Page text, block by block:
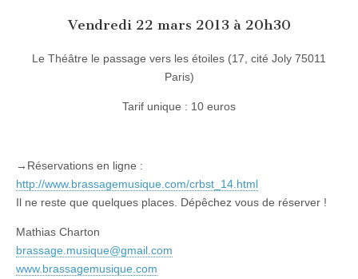
Vendredi 22 mars 2013 à 20h30
Le Théâtre le passage vers les étoiles (17, cité Joly 75011
Paris)
Tarif unique : 10 euros
→Réservations en ligne :
http://www.brassagemusique.com/crbst_14.html
Il ne reste que quelques places. Dépêchez vous de réserver !
Mathias Charton
brassage.musique@gmail.com
www.brassagemusique.com